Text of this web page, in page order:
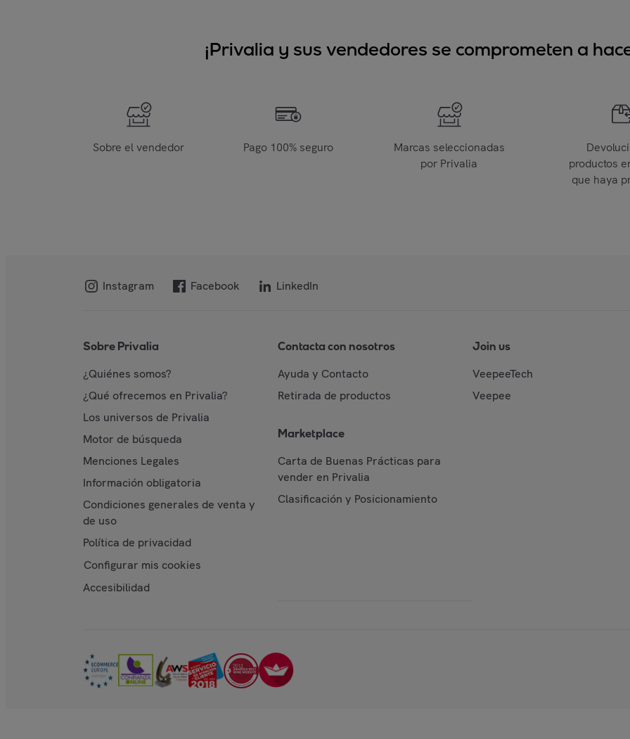
¡Privalia y sus vendedores se comprometen a
Sobre el vendedor Pago 100% seguro
Marcas seleccionadas
por Privalia
productos
que haya
Instagram Facebook LinkedIn
Sobre Privalia
¿Quiénes somos?
¿Qué ofrecemos en Privalia?
Los universos de Privalia
Motor de búsqueda
Menciones Legales
Información obligatoria
Condiciones generales de venta y
de uso
Política de privacidad
Configurar mis cookies
Accesibilidad
Contacta con nosotros
Ayuda y Contacto
Retirada de productos
Marketplace
Carta de Buenas Prácticas para
vender en Privalia
Clasificación y Posicionamiento
Join us
VeepeeTech
Veepee